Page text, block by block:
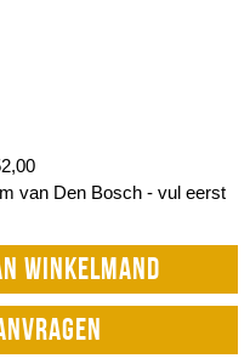
van Den Bosch - vul eerst
WINKELMAND